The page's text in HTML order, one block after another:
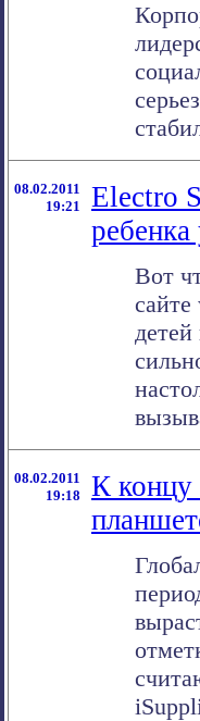
08.02.2011
19:21
Electro
ребенка
Вот
08.02.2011
19:18
К концу